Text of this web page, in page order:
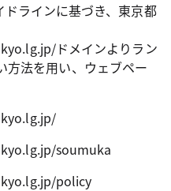
ラインに基づき、東京都
ドメインよりラン
方法を用い、ウェブペー
soumuka
policy